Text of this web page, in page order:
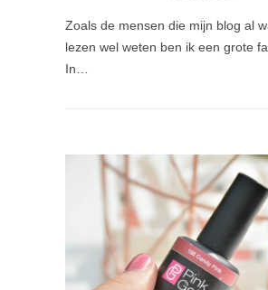
Zoals de mensen die mijn blog al
lezen wel weten ben ik een grote
In…